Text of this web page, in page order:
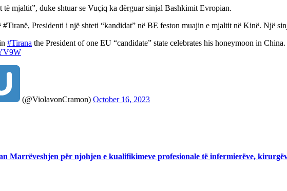
mjaltit”, duke shtuar se Vuçiq ka dërguar sinjal Bashkimit Evropian.
Presidenti i një shteti “kandidat” në BE feston muajin e mjaltit në Kinë. Një
#Tirana the President of one EU “candidate” state celebrates his honeymoon in China.
(@ViolavonCramon) October 16, 2023
Marrëveshjen për njohjen e kualifikimeve profesionale të infermierëve,